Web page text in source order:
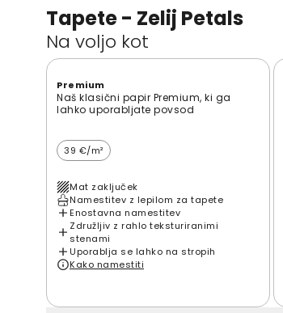
Tapete - Zelij Petals
Na voljo kot
Premium
Naš klasični papir Premium, ki ga
lahko uporabljate povsod
39 €/m²
Mat zaključek
Namestitev z lepilom za tapete
Enostavna namestitev
Združljiv z rahlo teksturiranimi
stenami
Uporablja se lahko na stropih
Kako namestiti